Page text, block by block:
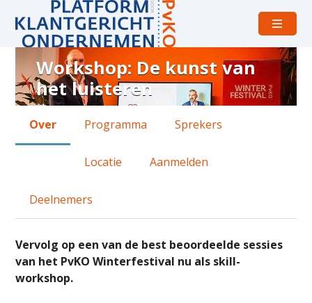
Open
menu
Over
Workshop:
De
kunst
luisteren
Workshop: De kunst van
het luisteren
vrijdag 26 juni 2026 van 09:30 uur tot 13:30 uur
VodafoneZiggo
Over Programma Sprekers
Locatie Aanmelden
Deelnemers
Vervolg op een van de best beoordeelde sessies
van het PvKO Winterfestival nu als skill-
workshop.